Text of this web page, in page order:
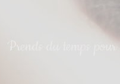
Prends du temps